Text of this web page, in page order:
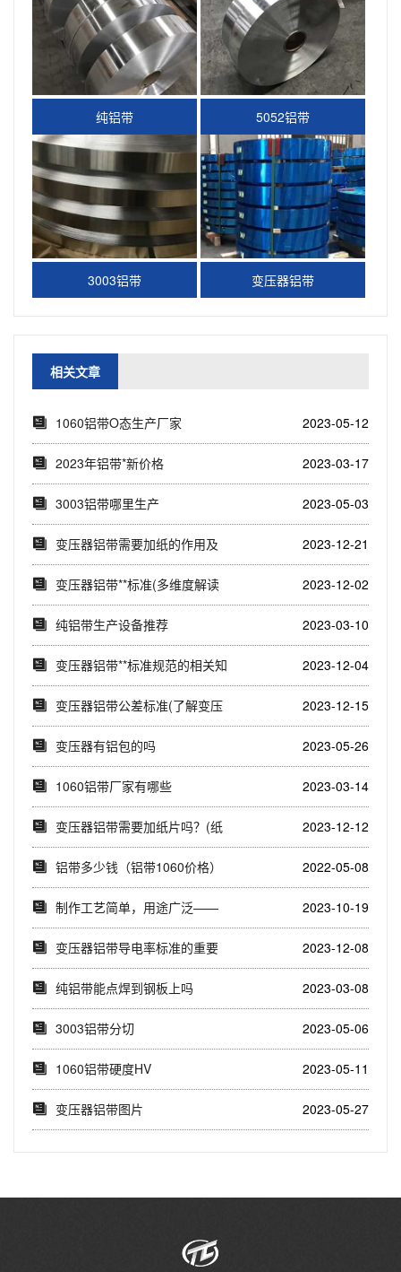
纯铝带 5052铝带
3003铝带 变压器铝带
相关文章
1060铝带O态生产厂家 2023-05-12
2023年铝带*新价格 2023-03-17
3003铝带哪里生产 2023-05-03
变压器铝带需要加纸的作用及
原因(从电气性能...
2023-12-21
变压器铝带**标准(多维度解读
变压器铝带国...
2023-12-02
纯铝带生产设备推荐 2023-03-10
变压器铝带**标准规范的相关知
识(了解变压...
2023-12-04
变压器铝带公差标准(了解变压
器铝带公差标准...
2023-12-15
变压器有铝包的吗 2023-05-26
1060铝带厂家有哪些 2023-03-14
变压器铝带需要加纸片吗？(纸
片在变压器铝带...
2023-12-12
铝带多少钱（铝带1060价格） 2022-05-08
制作工艺简单，用途广泛——
1060铝带(不...
2023-10-19
变压器铝带导电率标准的重要
性(铝带导电率标...
2023-12-08
纯铝带能点焊到钢板上吗 2023-03-08
3003铝带分切 2023-05-06
1060铝带硬度HV 2023-05-11
变压器铝带图片 2023-05-27